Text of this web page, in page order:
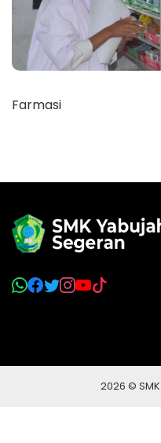
Farmasi
2026 ©